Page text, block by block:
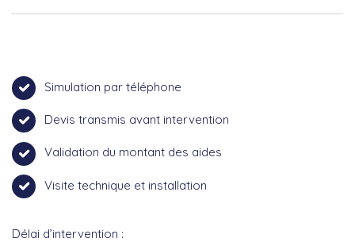
Simulation par téléphone
Devis transmis avant intervention
Validation du montant des aides
Visite technique et installation
Délai d’intervention :